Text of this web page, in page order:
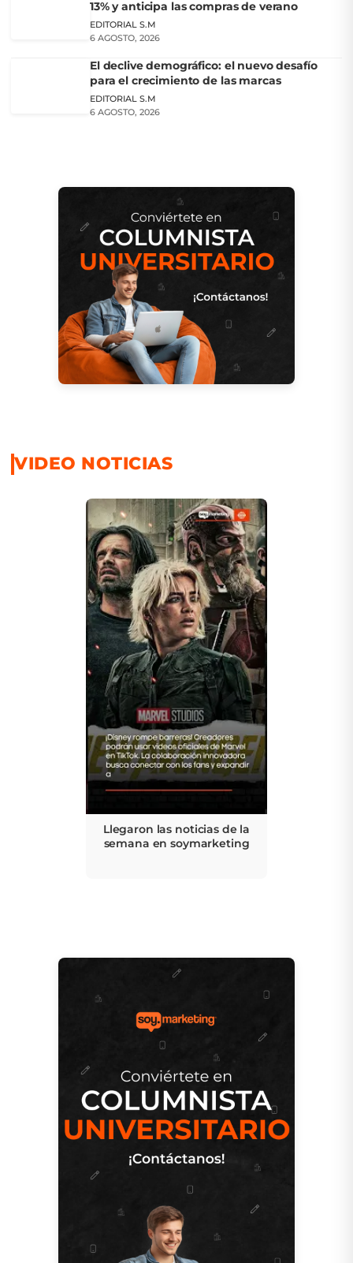
13% y anticipa las compras de verano
EDITORIAL S.M
6 AGOSTO, 2026
El declive demográfico: el nuevo desafío
para el crecimiento de las marcas
EDITORIAL S.M
6 AGOSTO, 2026
VIDEO NOTICIAS
Llegaron las noticias de la
semana en soymarketing